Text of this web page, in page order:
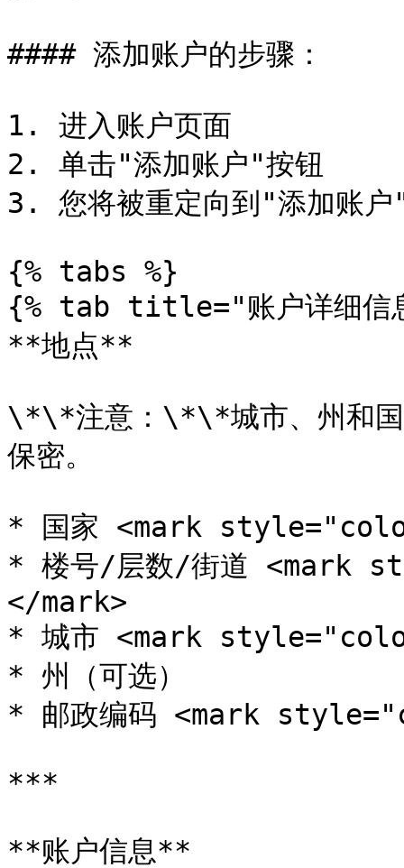
#### 添加账户的步骤：
1. 进入账户页面
2. 单击"添加账户"按钮
3. 您将被重定向到"添加账户
{% tabs %}
{% tab title="账户详细信
**地点**
\*\*注意：\*\*城市、州和国
保密。
* 国家 <mark
* 楼号/层数/街道 <mark
</mark>
* 城市 <mark
* 州（可选）
* 邮政编码 <mark
***
**账户信息**